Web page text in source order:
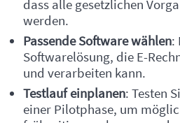
dass alle gesetzlichen
werden.
Passende Software wählen:
Softwarelösung, die E-
und verarbeiten kann.
Testlauf einplanen: Testen
einer Pilotphase, um